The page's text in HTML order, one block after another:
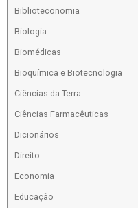
Biblioteconomia
Biologia
Biomédicas
Bioquímica e Biotecnologia
Ciências da Terra
Ciências Farmacêuticas
Dicionários
Direito
Economia
Educação